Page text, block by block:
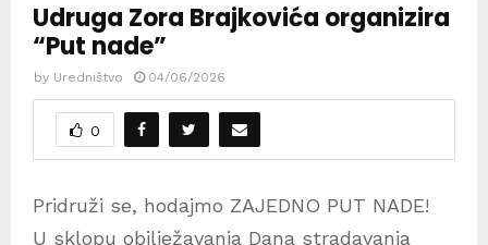
Udruga Zora Brajkovića organizira
“Put nade”
by Uredništvo 04/06/2026
0
Pridruži se, hodajmo ZAJEDNO PUT NADE!
U sklopu obilježavanja Dana stradavanja